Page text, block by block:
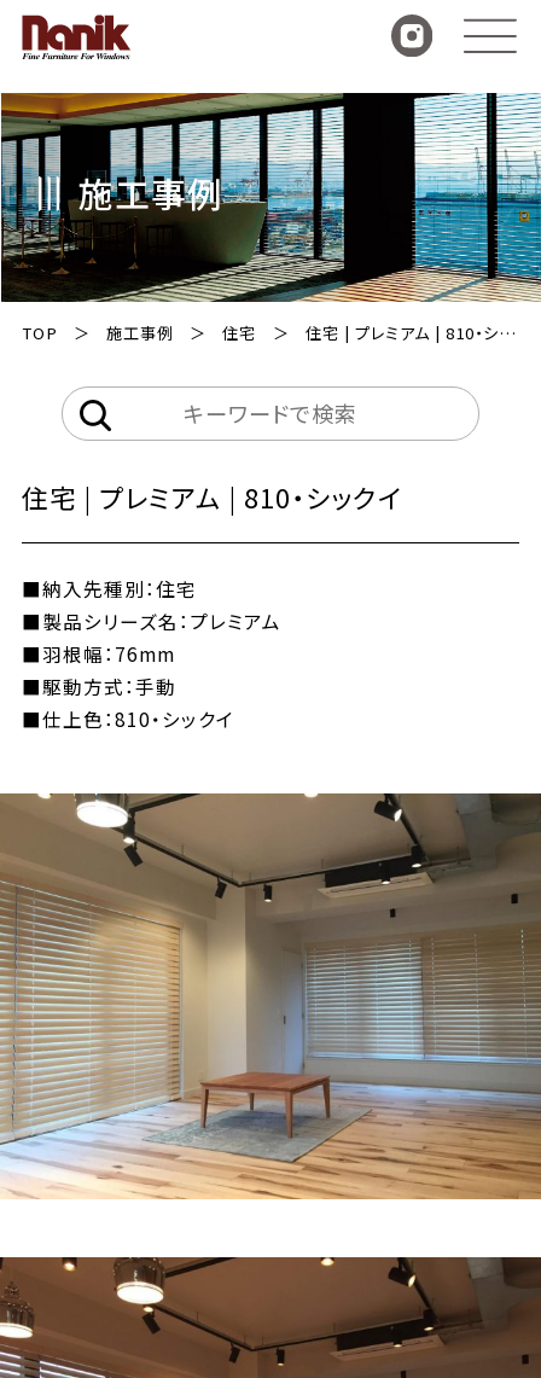
施工事例
TOP 施工事例 住宅 住宅 | プレミアム | 810・シックイ
住宅 | プレミアム | 810・シックイ
■納入先種別：住宅
■製品シリーズ名：プレミアム
■羽根幅：76mm
■駆動方式：手動
■仕上色：810・シックイ